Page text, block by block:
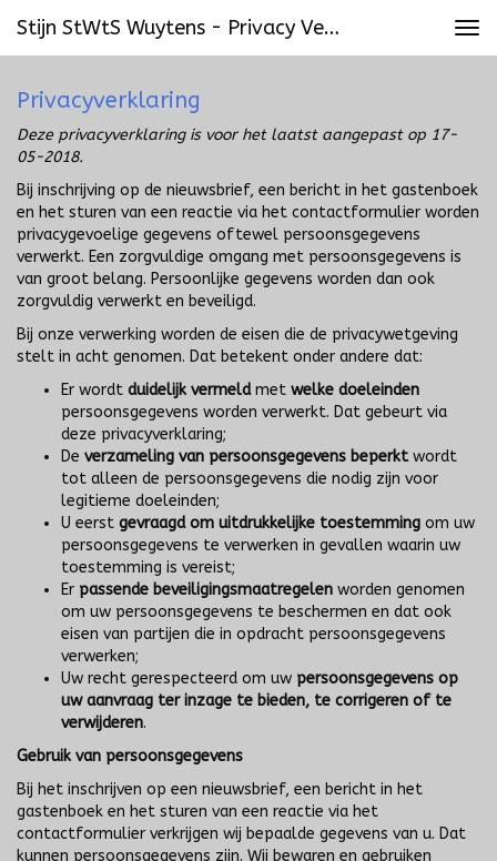
Stijn StWtS Wuytens - Privacy Verklaring
Privacyverklaring
Deze privacyverklaring is voor het laatst aangepast op 17-
05-2018.
Bij inschrijving op de nieuwsbrief, een bericht in het gastenboek
en het sturen van een reactie via het contactformulier worden
privacygevoelige gegevens oftewel persoonsgegevens
verwerkt. Een zorgvuldige omgang met persoonsgegevens is
van groot belang. Persoonlijke gegevens worden dan ook
zorgvuldig verwerkt en beveiligd.
Bij onze verwerking worden de eisen die de privacywetgeving
stelt in acht genomen. Dat betekent onder andere dat:
Er wordt duidelijk vermeldmet welke doeleinden
persoonsgegevens worden verwerkt. Dat gebeurt via
deze privacyverklaring;
De verzameling van persoonsgegevens beperktwordt
tot alleen de persoonsgegevens die nodig zijn voor
legitieme doeleinden;
U eerst gevraagd om uitdrukkelijke toestemming om uw
persoonsgegevens te verwerken in gevallen waarin uw
toestemming is vereist;
Er passende beveiligingsmaatregelen worden genomen
om uw persoonsgegevens te beschermen en dat ook
eisen van partijen die in opdracht persoonsgegevens
verwerken;
Uw recht gerespecteerd om uw persoonsgegevens op
uw aanvraag ter inzage te bieden, te corrigeren of te
verwijderen.
Gebruik van persoonsgegevens
Bij het inschrijven op een nieuwsbrief, een bericht in het
gastenboek en het sturen van een reactie via het
contactformulier verkrijgen wij bepaalde gegevens van u. Dat
kunnen persoonsgegevens zijn. Wij bewaren en gebruiken